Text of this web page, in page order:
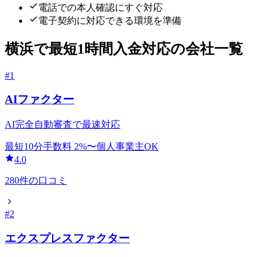
電話での本人確認にすぐ対応
電子契約に対応できる環境を準備
横浜で最短1時間 入金対応の会社一覧
#1
AIファクター
AI完全自動審査で最速対応
最短10分手数料 2%〜個人事業主OK
4.0
280件の口コミ
#2
エクスプレスファクター